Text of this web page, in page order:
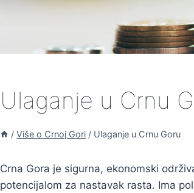
Ulaganje u Crnu
/ Više o Crnoj Gori / Ulaganje u Crnu Goru
Crna Gora je sigurna, ekonomski
potencijalom za nastavak rasta. Ima